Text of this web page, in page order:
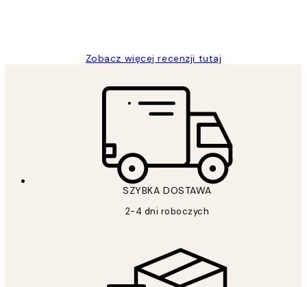
Zobacz więcej recenzji tutaj
SZYBKA DOSTAWA
2-4 dni roboczych